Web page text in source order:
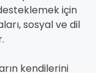
için
sosyal ve dil
kendilerini